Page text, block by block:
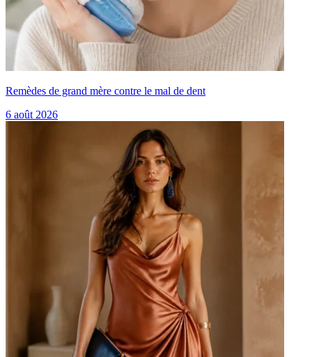
Remèdes de grand mère contre le mal de dent
6 août 2026